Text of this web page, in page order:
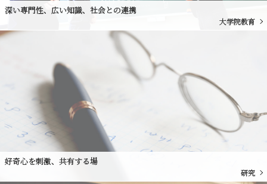
深い専門性、広い知識、社会との連携
大学院教育
好奇心を刺激、共有する場
研究